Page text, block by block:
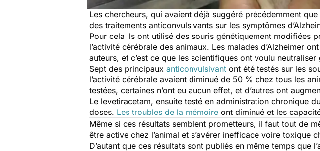
Les chercheurs, qui avaient déjà suggéré précédemment que
des traitements anticonvulsivants sur les symptômes
Pour cela ils ont utilisé des souris génétiquement modifiées
l’activité cérébrale des animaux. Les malades d’Alzheimer
auteurs, et c’est ce que les scientifiques ont voulu
Sept des principaux anticonvulsivant ont été testés sur les
l’activité cérébrale avaient diminué de 50 % chez tous les
testées, certaines n’ont eu aucun effet, et d’autres ont
Le levetiracetam, ensuite testé en administration chronique
doses. Les troubles de la mémoire ont diminué et les
Même si ces résultats semblent prometteurs, il faut tout de
être active chez l’animal et s’avérer inefficace voire toxique
D’autant que ces résultats sont publiés en même temps que